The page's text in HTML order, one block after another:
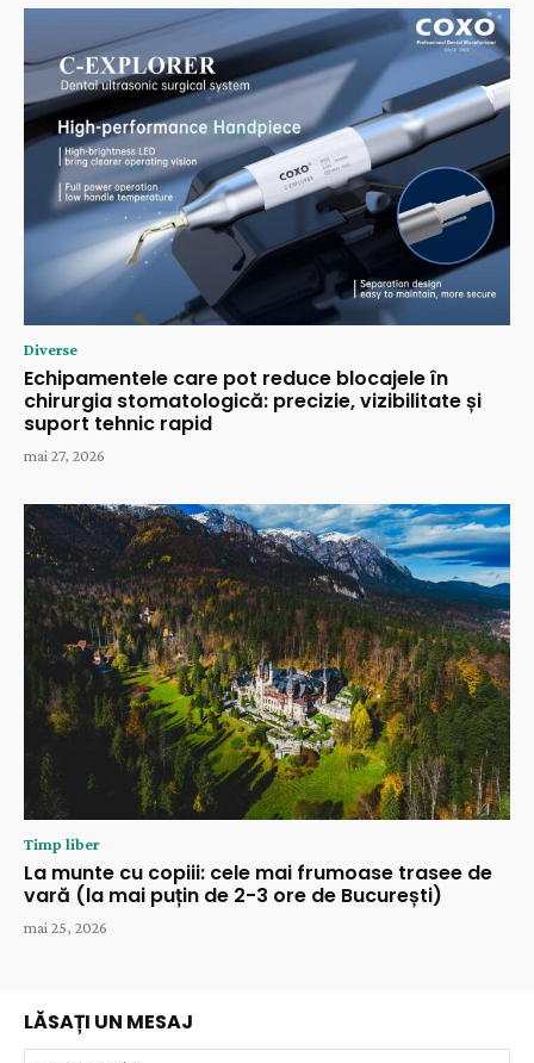
Diverse
Echipamentele care pot reduce blocajele în
chirurgia stomatologică: precizie, vizibilitate și
suport tehnic rapid
mai 27, 2026
Timp liber
La munte cu copiii: cele mai frumoase trasee de
vară (la mai puțin de 2-3 ore de București)
mai 25, 2026
LĂSAȚI UN MESAJ